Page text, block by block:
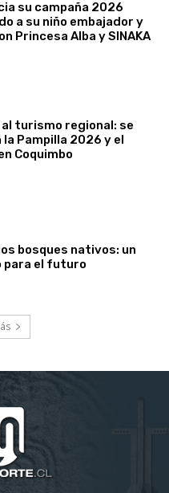
su campaña 2026
a su niño embajador y
Princesa Alba y SINAKA
al turismo regional: se
Pampilla 2026 y el
Coquimbo
bosques nativos: un
para el futuro